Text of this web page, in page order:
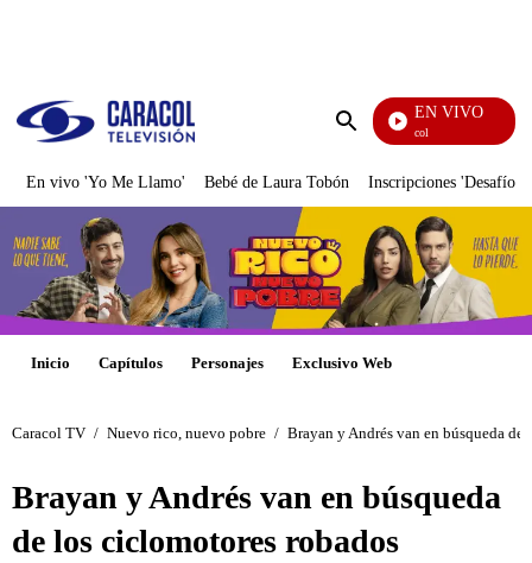
Enviar
EN VIVO
Noticias Caracol
En vivo 'Yo Me Llamo' Bebé de Laura Tobón Inscripciones 'Desafío'
Inicio Capítulos Personajes Exclusivo Web
Caracol TV / Nuevo rico, nuevo pobre / Brayan y Andrés van en búsqueda
Brayan y Andrés van en búsqueda
de los ciclomotores robados